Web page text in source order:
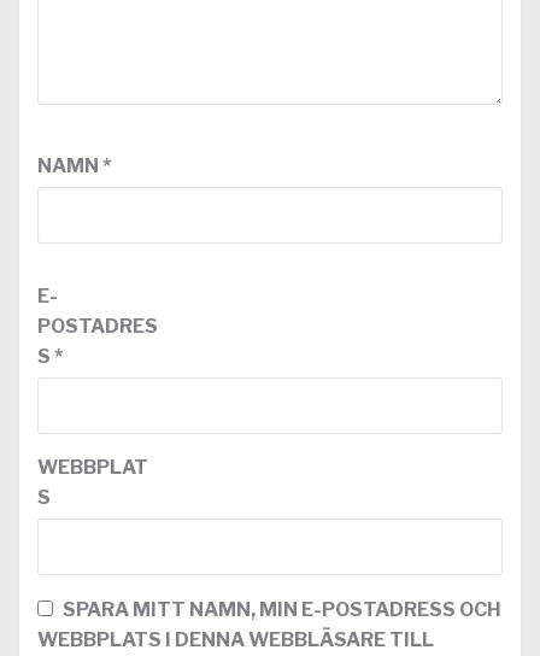
NAMN *
E-
POSTADRES
S *
WEBBPLAT
S
SPARA MITT NAMN, MIN E-POSTADRESS OCH
WEBBPLATS I DENNA WEBBLÄSARE TILL